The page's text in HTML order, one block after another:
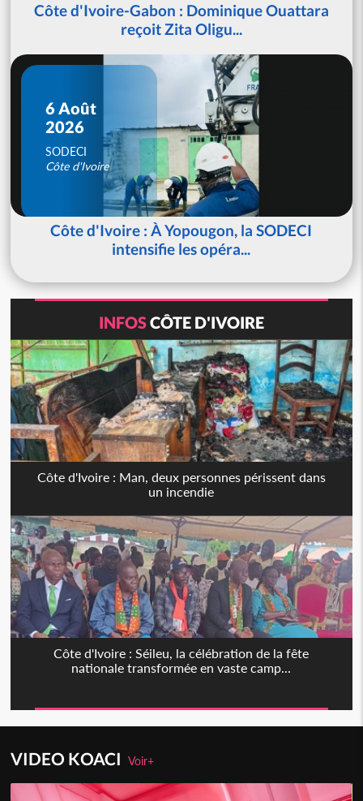
Côte d'Ivoire-Gabon : Dominique Ouattara
reçoit Zita Oligu...
6 Août
2026
SODECI
Côte d'Ivoire
Côte d'Ivoire : À Yopougon, la SODECI
intensifie les opéra...
INFOSCÔTE D'IVOIRE
Côte d'Ivoire : Man, deux personnes périssent dans
un incendie
Côte d'Ivoire : Séileu, la célébration de la fête
nationale transformée en vaste camp...
VIDEO KOACIVoir+